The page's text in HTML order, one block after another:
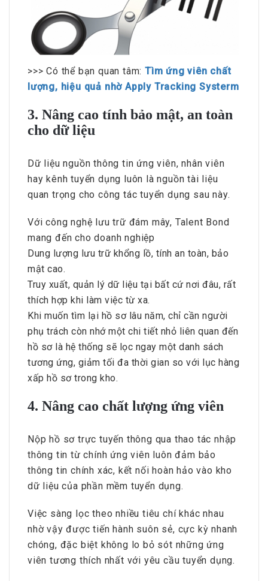
>>> Có thể bạn quan tâm: Tìm ứng viên chất
lượng, hiệu quả nhờ Apply Tracking Systerm
3. Nâng cao tính bảo mật, an toàn
cho dữ liệu
Dữ liệu nguồn thông tin ứng viên, nhân viên
hay kênh tuyển dụng luôn là nguồn tài liệu
quan trọng cho công tác tuyển dụng sau này.
Với công nghệ lưu trữ đám mây, Talent Bond
mang đến cho doanh nghiệp
Dung lượng lưu trữ khổng lồ, tính an toàn, bảo
mật cao.
Truy xuất, quản lý dữ liệu tại bất cứ nơi đâu, rất
thích hợp khi làm việc từ xa.
Khi muốn tìm lại hồ sơ lâu năm, chỉ cần người
phụ trách còn nhớ một chi tiết nhỏ liên quan đến
hồ sơ là hệ thống sẽ lọc ngay một danh sách
tương ứng, giảm tối đa thời gian so với lục hàng
xấp hồ sơ trong kho.
4. Nâng cao chất lượng ứng viên
Nộp hồ sơ trực tuyến thông qua thao tác nhập
thông tin từ chính ứng viên luôn đảm bảo
thông tin chính xác, kết nối hoàn hảo vào kho
dữ liệu của phần mềm tuyển dụng.
Việc sàng lọc theo nhiều tiêu chí khác nhau
nhờ vậy được tiến hành suôn sẻ, cực kỳ nhanh
chóng, đặc biệt không lo bỏ sót những ứng
viên tương thích nhất với yêu cầu tuyển dụng.